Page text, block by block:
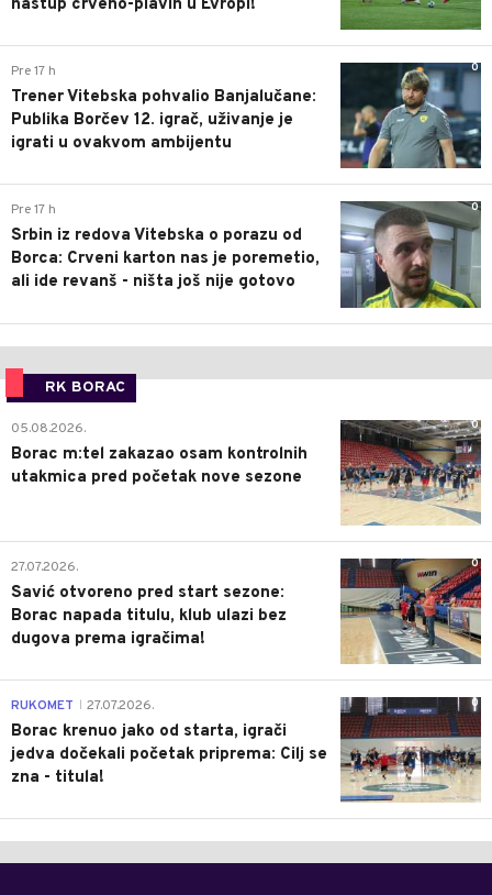
nastup crveno-plavih u Evropi!
0
Pre 17 h
Trener Vitebska pohvalio Banjalučane:
Publika Borčev 12. igrač, uživanje je
igrati u ovakvom ambijentu
0
Pre 17 h
Srbin iz redova Vitebska o porazu od
Borca: Crveni karton nas je poremetio,
ali ide revanš - ništa još nije gotovo
RK BORAC
0
05.08.2026.
Borac m:tel zakazao osam kontrolnih
utakmica pred početak nove sezone
0
27.07.2026.
Savić otvoreno pred start sezone:
Borac napada titulu, klub ulazi bez
dugova prema igračima!
0
RUKOMET 27.07.2026.
Borac krenuo jako od starta, igrači
jedva dočekali početak priprema: Cilj se
zna - titula!